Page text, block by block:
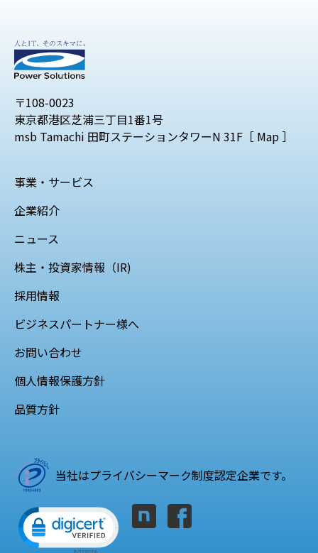
〒108-0023
東京都港区芝浦三丁目1番1号
msb Tamachi 田町ステーションタワーN 31F［ Map ］
事業・サービス
企業紹介
ニュース
株主・投資家情報（IR)
採用情報
ビジネスパートナー様へ
お問い合わせ
個人情報保護方針
品質方針
当社はプライバシーマーク制度認定企業です。
Click to open certificate verification popup